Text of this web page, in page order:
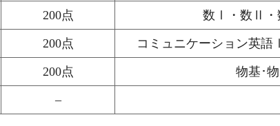
200点 数Ⅰ・数Ⅱ・
200点 コミュニケーション英
200点 物基･
–